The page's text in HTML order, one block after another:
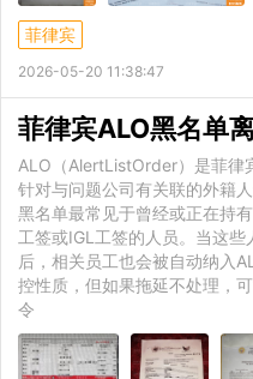
菲律宾
2026-05-20 11:38:47
菲律宾ALO黑名单
ALO（AlertListOrder）是菲律
针对与问题公司有关联的外籍
黑名单最常见于曾经或正在持
工签或IGL工签的人员。当这
后，相关员工也会被自动纳入
控性质，但如果拖延不处理，
令